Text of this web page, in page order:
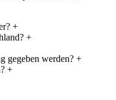
+
+
gegeben werden? +
+